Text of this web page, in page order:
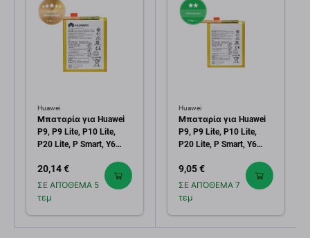
Huawei
Μπαταρία για Huawei
P9, P9 Lite, P10 Lite,
P20 Lite, P Smart, Y6
Y7 (2018), Y7 Prime
(2018), Honor 7A, 8, 9
Lite, HB366481ECW,
20,14 €
ΣΕ ΑΠΌΘΕΜΑ 5
τεμ
Huawei
Μπαταρία για Huawei
P9, P9 Lite, P10 Lite,
P20 Lite, P Smart, Y6
Y7 (2018), Y7 Prime
(2018), Honor 7A, 8, 9
Lite, HB366481ECW,
9,05 €
ΣΕ ΑΠΌΘΕΜΑ 7
τεμ